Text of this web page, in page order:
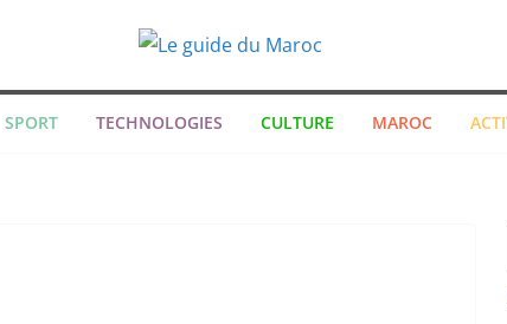
SPORT TECHNOLOGIES CULTURE MAROC